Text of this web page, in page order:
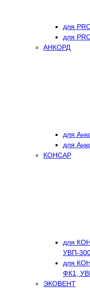
для
для
АНКОРД
для
для
КОНСАР
для
УВП-
для
ФК1,
ЭКОВЕНТ